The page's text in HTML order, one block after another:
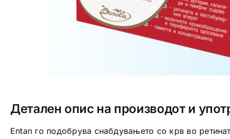
Детален опис на производот и
Entan го подобрува снабдувањето со крв во